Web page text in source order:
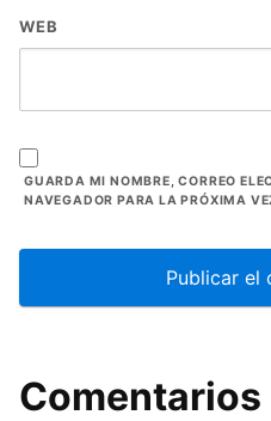
WEB
GUARDA MI NOMBRE, CORREO
NAVEGADOR PARA LA PRÓXIMA
Comentarios